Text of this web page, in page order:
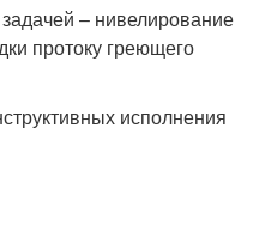
– нивелирование
протоку греющего
исполнения